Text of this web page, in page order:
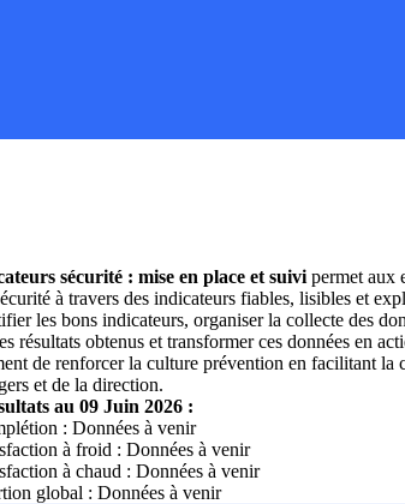
sécurité : mise en place et suivi permet aux
à travers des indicateurs fiables, lisibles et
les bons indicateurs, organiser la collecte des
résultats obtenus et transformer ces données en
de renforcer la culture prévention en facilitant la
et de la direction.
au 09 Juin 2026 :
: Données à venir
à froid : Données à venir
à chaud : Données à venir
global : Données à venir